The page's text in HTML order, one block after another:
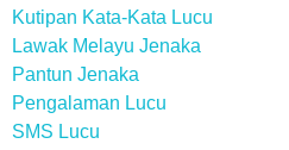
Kutipan Kata-Kata Lucu
Lawak Melayu Jenaka
Pantun Jenaka
Pengalaman Lucu
SMS Lucu